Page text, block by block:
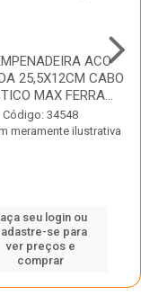
ACO
25,5X12CM CABO
MAX FERRA...
Código: 34548
meramente ilustrativa
seu login ou
se para
ver preços e
comprar